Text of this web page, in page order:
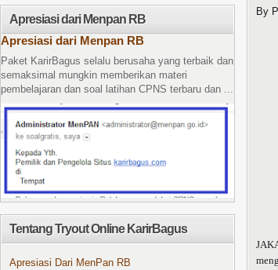
By
Apresiasi dari Menpan RB
Apresiasi dari Menpan RB
Paket KarirBagus selalu berusaha yang terbaik dan
semaksimal mungkin memberikan materi
pembelajaran dan soal latihan CPNS terbaru dan ...
Tentang Tryout Online KarirBagus
Apresiasi Dari MenPan RB